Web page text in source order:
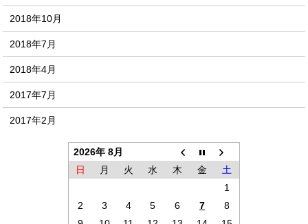
2018年10月
2018年7月
2018年4月
2017年7月
2017年2月
2026年 8月
日
月 火 水 木 金
土
1
2
3 4 5 6 7
8